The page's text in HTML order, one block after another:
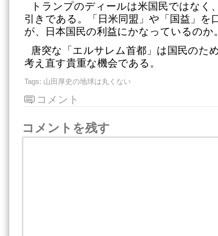
トランプのディールは米国民ではなく
引きである。「日米同盟」や「国益」を
が、日本国民の利益にかなっているのか
唐突な「エルサレム首都」は国民のた
考え直す貴重な機会である。
Tags: 山田厚史の地球は丸くない
コメント
コメントを残す